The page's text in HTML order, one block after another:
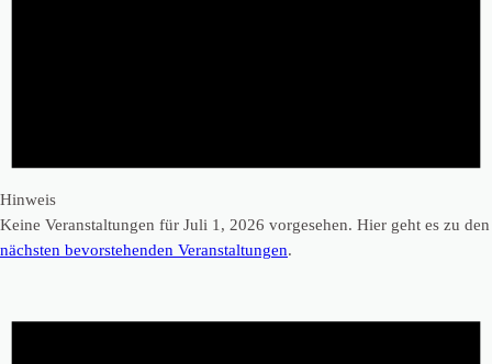
Hinweis
Keine Veranstaltungen für Juli 1, 2026 vorgesehen. Hier geht es zu den
nächsten bevorstehenden Veranstaltungen.